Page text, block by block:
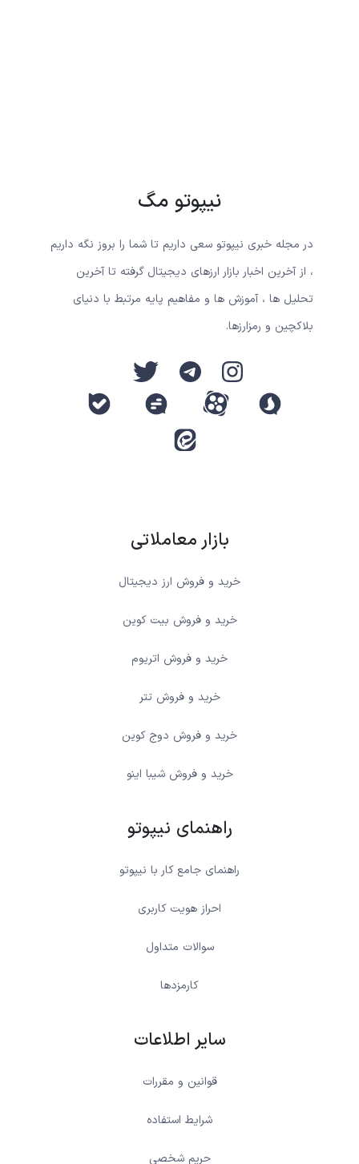
نیپوتو مگ
در مجله خبری نیپوتو سعی داریم تا شما را بروز نگه داریم
، از آخرین اخبار بازار ارزهای دیجیتال گرفته تا آخرین
تحلیل ها ، آموزش ها و مفاهیم پایه مرتبط با دنیای
بلاکچین و رمزارزها.
بازار معاملاتی
خرید و فروش ارز دیجیتال
خرید و فروش بیت کوین
خرید و فروش اتریوم
خرید و فروش تتر
خرید و فروش دوج کوین
خرید و فروش شیبا اینو
راهنمای نیپوتو
راهنمای جامع کار با نیپوتو
احراز هویت کاربری
سوالات متداول
کارمزدها
سایر اطلاعات
قوانین و مقررات
شرایط استفاده
حریم شخصی